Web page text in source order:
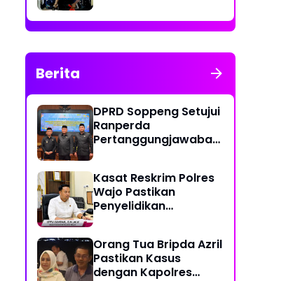
Meriahkan Temu
Nasional IV di
Berita
DPRD Soppeng Setujui
Ranperda
Pertanggungjawaban
Kasat Reskrim Polres
Wajo Pastikan
Penyelidikan
Orang Tua Bripda Azril
Pastikan Kasus
dengan Kapolres